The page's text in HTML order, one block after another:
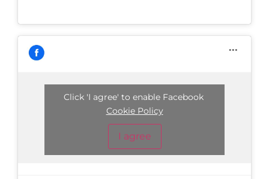
Click 'I agree' to enable Facebook
Cookie Policy
I agree